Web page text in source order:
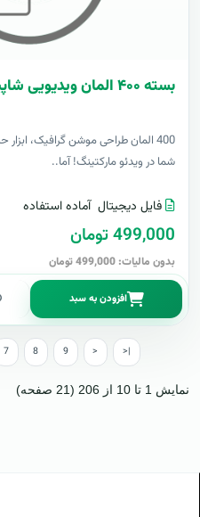
بسته ۴۰۰ المان ویدیویی شاپیکس موشن گرافیک
400 المان طراحی موشن گرافیک،
شما در ویدئو مارکتینگ! آما..
فایل دیجیتال آماده استفاده
499,000 تومان
بدون مالیات: 499,000 تومان
افزودن به سبد
7 8 9 > >|
نمایش 1 تا 10 از 206 (21 صفحه)